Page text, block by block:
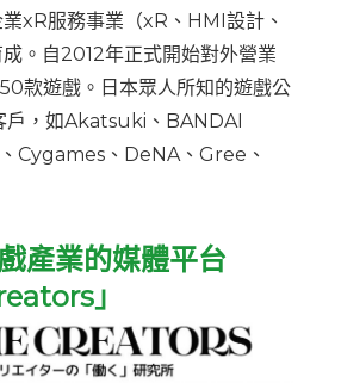
xR服務事業（xR、HMI設計、
。自2012年正式開始對外營業
款遊戲。日本眾人所知的遊戲公
戶，如Akatsuki、BANDAI
Cygames、DeNA、Gree、
產業的媒體平台
」